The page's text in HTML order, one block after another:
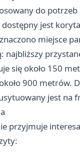
do
jest
miejsce
najbliższy
się około 150
900 metrów.
jest na
przyjmuje